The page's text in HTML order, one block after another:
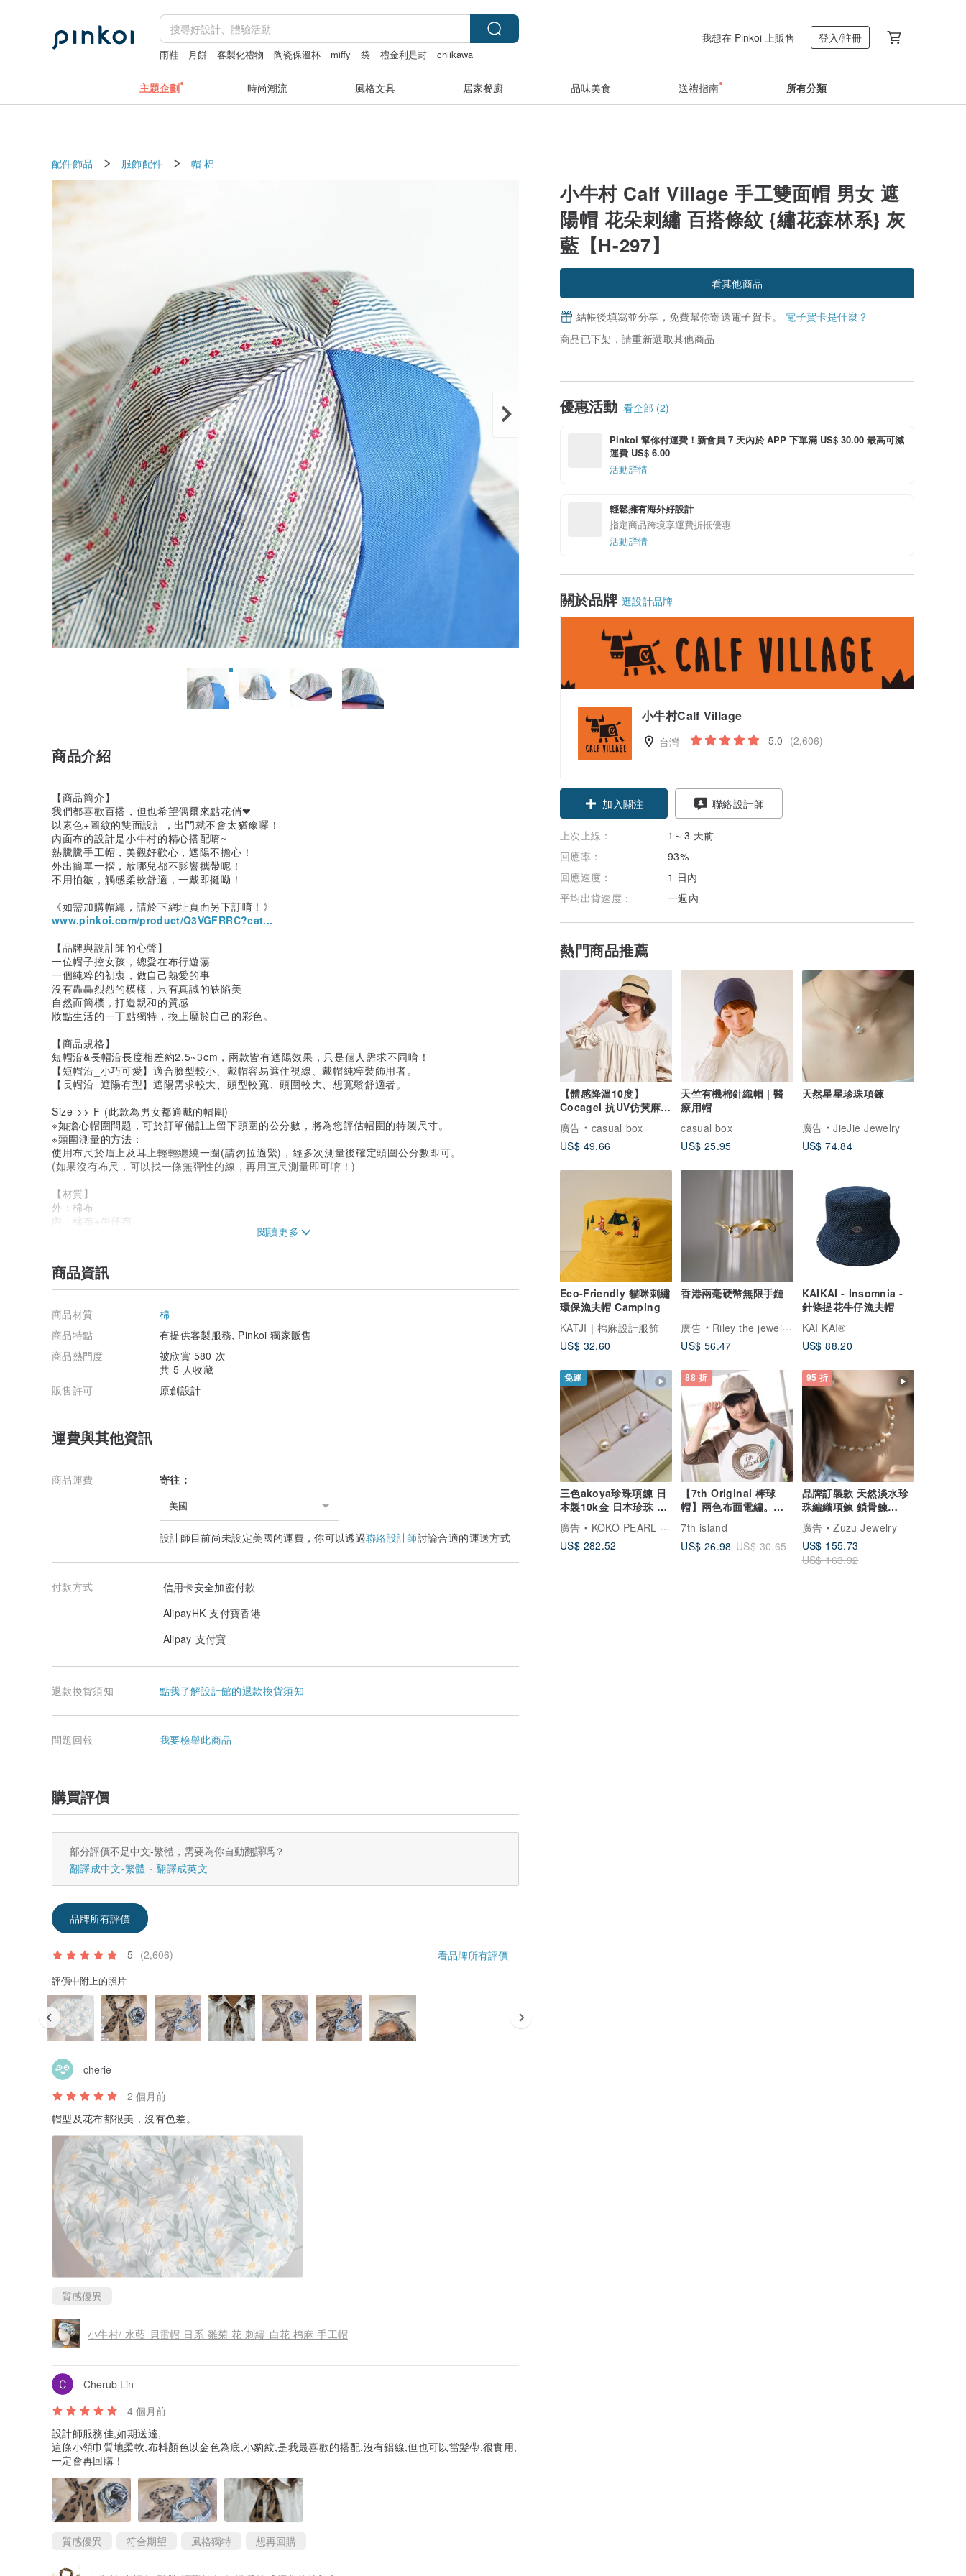
雨鞋 月餅 客製化禮物 陶瓷保溫杯 miffy 袋 禮金利是封 chiikawa
我想在 Pinkoi 上販售 登入/註冊
主題企劃 時尚潮流 風格文具 居家餐廚 品味美食 送禮指南 所有分類
配件飾品 服飾配件 帽 棉
小牛村 Calf Village 手工雙面帽 男女 遮
陽帽 花朵刺繡 百搭條紋 {繡花森林系} 灰
藍【H-297】
看其他商品
結帳後填寫並分享，免費幫你寄送電子賀卡。 電子賀卡是什麼？
商品已下架，請重新選取其他商品
優惠活動 看全部 (2)
Pinkoi 幫你付運費！新會員 7 天內於 APP 下單滿 US$ 30.00 最高可減
運費 US$ 6.00
活動詳情
輕鬆擁有海外好設計
指定商品跨境享運費折抵優惠
活動詳情
關於品牌 逛設計品牌
小牛村Calf Village
台灣 5.0 (2,606)
加入關注 聯絡設計師
上次上線：
1～3 天前
回應率：
93%
回應速度：
1 日內
平均出貨速度：
一週內
熱門商品推薦
【體感降溫10度】
Cocagel 抗UV仿黃麻遮
陽帽
廣告
casual box
US$ 49.66
天竺有機棉針織帽 | 醫
療用帽
casual box
US$ 25.95
天然星星珍珠項鍊
廣告
JieJie Jewelry
US$ 74.84
Eco-Friendly 貓咪刺繡
環保漁夫帽 Camping
KATJI｜棉麻設計服飾
US$ 32.60
香港兩毫硬幣無限手鏈
廣告
Riley the jewellery
US$ 56.47
KAIKAI - Insomnia -
針條提花牛仔漁夫帽
KAI KAI®
US$ 88.20
免運
三色akoya珍珠項鍊 日
本製10k金 日本珍珠 路
路通項鍊 日本直送
廣告
KOKO PEARL JEWELRY
US$ 282.52
88 折
【7th Original 棒球
帽】兩色布面電繡。海
軍藍奶茶棕。男女共款
7th island
US$ 26.98 US$ 30.65
95 折
品牌訂製款 天然淡水珍
珠編織項鍊 鎖骨鍊
316L醫療鋼18k金
廣告
Zuzu Jewelry
US$ 155.73
US$ 163.92
商品介紹
【商品簡介】
我們都喜歡百搭，但也希望偶爾來點花俏❤
以素色+圖紋的雙面設計，出門就不會太猶豫囉！
內面布的設計是小牛村的精心搭配唷~
熱騰騰手工帽，美觀好歡心，遮陽不擔心！
外出簡單一摺，放哪兒都不影響攜帶呢！
不用怕皺，觸感柔軟舒適，一戴即挺呦！
《如需加購帽繩，請於下網址頁面另下訂唷！》
www.pinkoi.com/product/Q3VGFRRC?cat...
【品牌與設計師的心聲】
一位帽子控女孩，總愛在布行遊蕩
一個純粹的初衷，做自己熱愛的事
沒有轟轟烈烈的模樣，只有真誠的缺陷美
自然而簡樸，打造親和的質感
妝點生活的一丁點獨特，換上屬於自己的彩色。
【商品規格】
短帽沿&長帽沿長度相差約2.5~3cm，兩款皆有遮陽效果，只是個人需求不同唷！
【短帽沿_小巧可愛】適合臉型較小、戴帽容易遮住視線、戴帽純粹裝飾用者。
【長帽沿_遮陽有型】遮陽需求較大、頭型較寬、頭圍較大、想寬鬆舒適者。
Size >> F (此款為男女都適戴的帽圍)
※如擔心帽圍問題，可於訂單備註上留下頭圍的公分數，將為您評估帽圍的特製尺寸。
※頭圍測量的方法：
使用布尺於眉上及耳上輕輕纏繞一圈(請勿拉過緊)，經多次測量後確定頭圍公分數即可。
(如果沒有布尺，可以找一條無彈性的線，再用直尺測量即可唷！)
【材質】
外：棉布
內：棉布+牛仔布
【愛的提醒】
※因每台電腦顯色情況及拍攝光線角度問題不同，少許有色差較無法避免，我們盡可能呈現接近實品
產品色，敬請見諒。
※商品因手工現作，如因個人因素而非商品瑕疵問題，恕無法退貨，可接受者再行下訂，在此向您說
聲抱歉，敬請見諒。
產地台灣 獨創手工製作
商品資訊
商品材質
棉
商品特點
有提供客製服務, Pinkoi 獨家販售
商品熱門度
被欣賞 580 次
共 5 人收藏
販售許可
原創設計
運費與其他資訊
商品運費 寄往：
美國
設計師目前尚未設定美國的運費，你可以透過聯絡設計師討論合適的運送方式
付款方式
信用卡安全加密付款
AlipayHK 支付寶香港
Alipay 支付寶
退款換貨須知 點我了解設計館的退款換貨須知
問題回報 我要檢舉此商品
購買評價
部分評價不是中文-繁體，需要為你自動翻譯嗎？
翻譯成中文-繁體
翻譯成英文
品牌所有評價
5 (2,606) 看品牌所有評價
評價中附上的照片
cherie
2 個月前
帽型及花布都很美，沒有色差。
質感優異
小牛村/ 水藍 貝雷帽 日系 雛菊 花 刺繡 白花 棉麻 手工帽
Cherub Lin
4 個月前
設計師服務佳,如期送達,
這條小領巾質地柔軟,布料顏色以金色為底,小豹紋,是我最喜歡的搭配,沒有鋁線,但也可以當髮帶,很實用,
一定會再回購！
質感優異 符合期望 風格獨特 想再回購